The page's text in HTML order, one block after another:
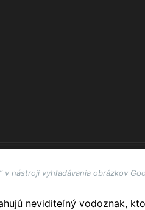
nástroji vyhľadávania obrázkov
neviditeľný vodoznak,